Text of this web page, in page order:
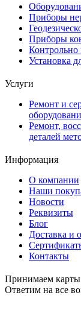
Приборы
Приборы
Установка
Услуги
Ремонт и
Ремонт,
деталей
Информация
О компании
Наши
Новости
Реквизиты
Блог
Доставка и
Контакты
Принимаем карты
Ответим на все